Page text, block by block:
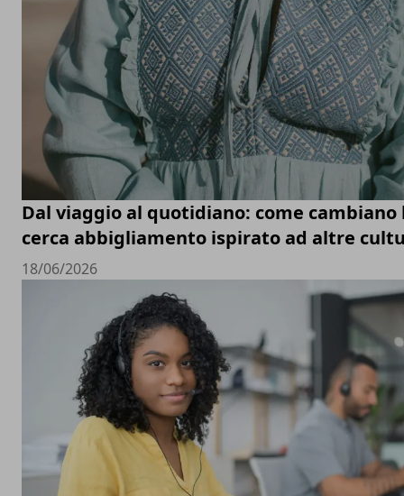
Dal viaggio al quotidiano: come cambiano
cerca abbigliamento ispirato ad altre
18/06/2026